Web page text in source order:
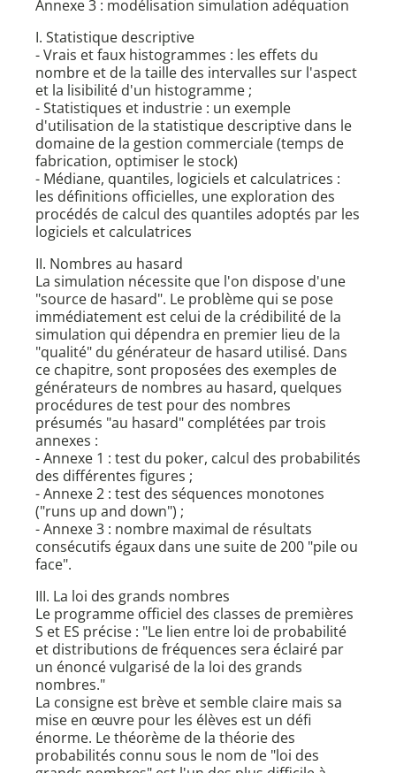
Annexe 3 : modélisation simulation adéquation
I. Statistique descriptive
- Vrais et faux histogrammes : les effets du
nombre et de la taille des intervalles sur l'aspect
et la lisibilité d'un histogramme ;
- Statistiques et industrie : un exemple
d'utilisation de la statistique descriptive dans le
domaine de la gestion commerciale (temps de
fabrication, optimiser le stock)
- Médiane, quantiles, logiciels et calculatrices :
les définitions officielles, une exploration des
procédés de calcul des quantiles adoptés par les
logiciels et calculatrices
II. Nombres au hasard
La simulation nécessite que l'on dispose d'une
"source de hasard". Le problème qui se pose
immédiatement est celui de la crédibilité de la
simulation qui dépendra en premier lieu de la
"qualité" du générateur de hasard utilisé. Dans
ce chapitre, sont proposées des exemples de
générateurs de nombres au hasard, quelques
procédures de test pour des nombres
présumés "au hasard" complétées par trois
annexes :
- Annexe 1 : test du poker, calcul des probabilités
des différentes figures ;
- Annexe 2 : test des séquences monotones
("runs up and down") ;
- Annexe 3 : nombre maximal de résultats
consécutifs égaux dans une suite de 200 "pile ou
face".
III. La loi des grands nombres
Le programme officiel des classes de premières
S et ES précise : "Le lien entre loi de probabilité
et distributions de fréquences sera éclairé par
un énoncé vulgarisé de la loi des grands
nombres."
La consigne est brève et semble claire mais sa
mise en œuvre pour les élèves est un défi
énorme. Le théorème de la théorie des
probabilités connu sous le nom de "loi des